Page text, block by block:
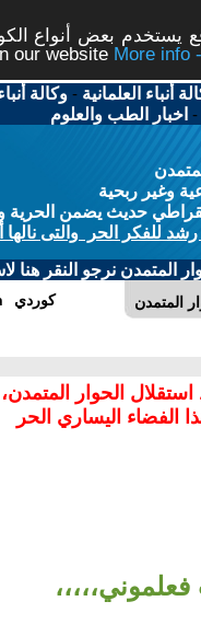
يستخدم بعض أنواع
our website
أنباء العلمانية -وكالة
- اخبار الطب والعلوم
وغير ربحية
حديث يضمن الحرية
للفكر الحر والتى نالها
المتمدن نرجو النقر هنا
المتمدن كوردي
استقلال الحوار
الفضاء اليساري الحر